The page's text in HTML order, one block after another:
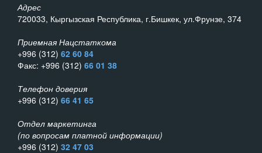
Адрес
720033, Кыргызская Республика, г.Бишкек, ул.Фрунзе, 374
Приемная Нацстаткома
+996 (312) 62 60 84
Факс: +996 (312) 66 01 38
Телефон доверия
+996 (312) 66 41 65
Отдел маркетинга
(по вопросам платной информации)
+996 (312) 32 47 03